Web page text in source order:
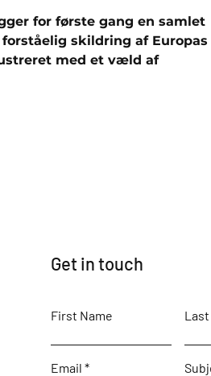
for første gang en samlet
skildring af Europas
med et væld af
Get in touch
First Name
Email